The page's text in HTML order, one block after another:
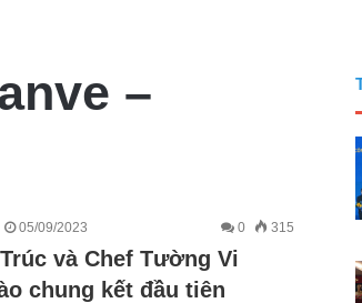
–
05/09/2023 0 315
và Chef Tường Vi
chung kết đầu tiên